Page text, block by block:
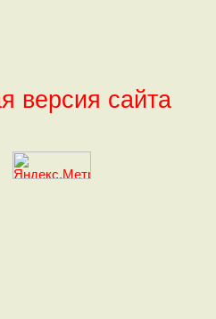
версия сайта